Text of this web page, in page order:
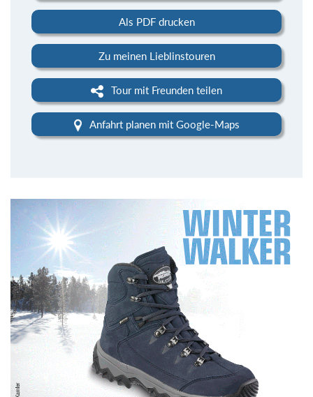
Als PDF drucken
Zu meinen Lieblinstouren
Tour mit Freunden teilen
Anfahrt planen mit Google-Maps